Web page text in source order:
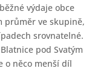
výdaje obce
průměr ve skupině,
srovnatelné.
pod Svatým
o něco menší díl